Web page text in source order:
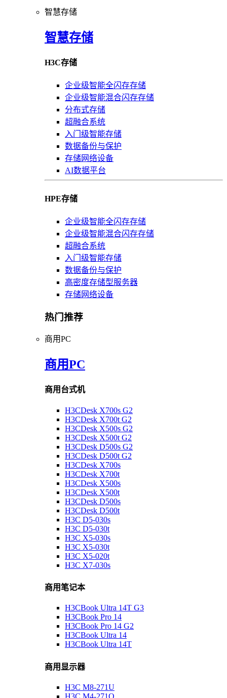
智慧存储
智慧存储
H3C存储
企业级智能全闪存存储
企业级智能混合闪存存储
分布式存储
超融合系统
入门级智能存储
数据备份与保护
存储网络设备
AI数据平台
HPE存储
企业级智能全闪存存储
企业级智能混合闪存存储
超融合系统
入门级智能存储
数据备份与保护
高密度存储型服务器
存储网络设备
热门推荐
商用PC
商用PC
商用台式机
H3CDesk X700s G2
H3CDesk X700t G2
H3CDesk X500s G2
H3CDesk X500t G2
H3CDesk D500s G2
H3CDesk D500t G2
H3CDesk X700s
H3CDesk X700t
H3CDesk X500s
H3CDesk X500t
H3CDesk D500s
H3CDesk D500t
H3C D5-030s
H3C D5-030t
H3C X5-030s
H3C X5-030t
H3C X5-020t
H3C X7-030s
商用笔记本
H3CBook Ultra 14T G3
H3CBook Pro 14
H3CBook Pro 14 G2
H3CBook Ultra 14
H3CBook Ultra 14T
商用显示器
H3C M8-271U
H3C M4-271Q